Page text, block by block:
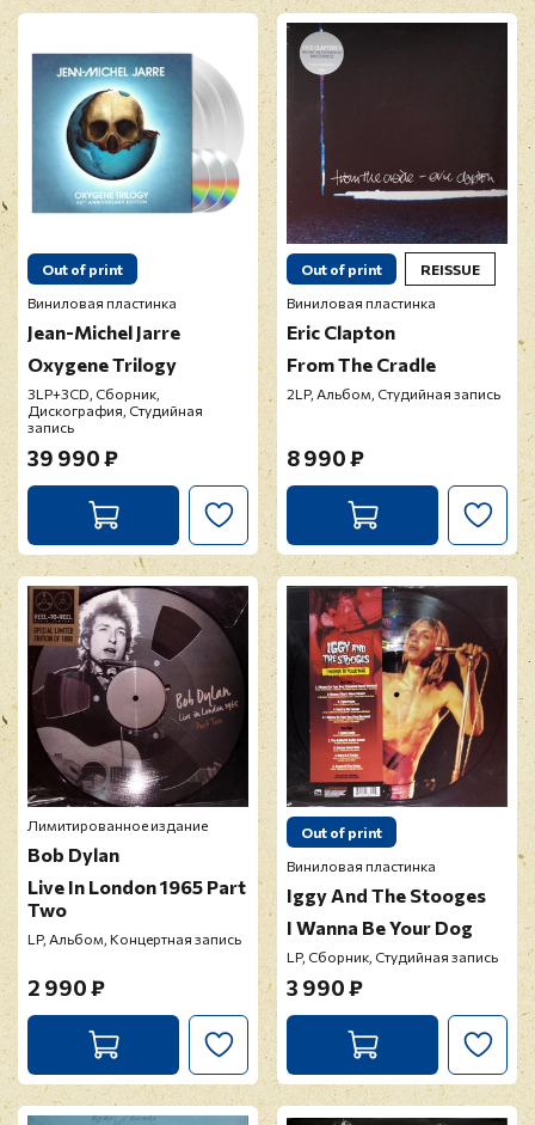
Out of print
Виниловая пластинка
Jean-Michel Jarre
Oxygene Trilogy
3LP+3CD, Сборник,
Дискография, Студийная
запись
39 990 ₽
Out of print
REISSUE
Виниловая пластинка
Eric Clapton
From The Cradle
2LP, Альбом, Студийная запись
8 990 ₽
Лимитированное издание
Bob Dylan
Live In London 1965 Part
Two
LP, Альбом, Концертная запись
2 990 ₽
Out of print
Виниловая пластинка
Iggy And The Stooges
I Wanna Be Your Dog
LP, Сборник, Студийная запись
3 990 ₽